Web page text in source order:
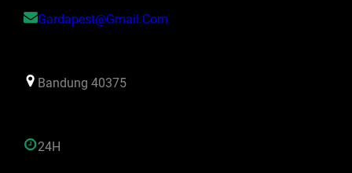
Gardapest@gmail.com
Bandung 40375
24H